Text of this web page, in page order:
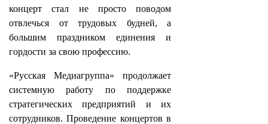
концерт стал не просто поводом
отвлечься от трудовых будней, а
большим праздником единения и
гордости за свою профессию.
«Русская Медиагруппа» продолжает
системную работу по поддержке
стратегических предприятий и их
сотрудников. Проведение концертов в